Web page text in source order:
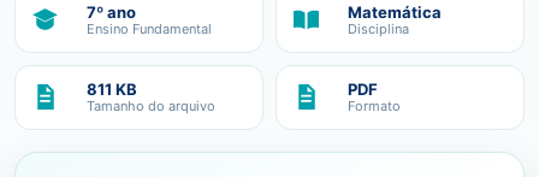
7º ano
Ensino Fundamental
Matemática
Disciplina
811 KB
Tamanho do arquivo
PDF
Formato